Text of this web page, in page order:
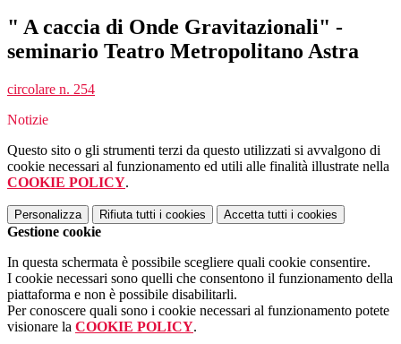
" A caccia di Onde Gravitazionali" -
seminario Teatro Metropolitano Astra
circolare n. 254
Notizie
Questo sito o gli strumenti terzi da questo utilizzati si avvalgono di
cookie necessari al funzionamento ed utili alle finalità illustrate nella
COOKIE POLICY.
Personalizza Rifiuta tutti i cookies Accetta tutti i cookies
Gestione cookie
In questa schermata è possibile scegliere quali cookie consentire.
I cookie necessari sono quelli che consentono il funzionamento della
piattaforma e non è possibile disabilitarli.
Per conoscere quali sono i cookie necessari al funzionamento potete
visionare la COOKIE POLICY.